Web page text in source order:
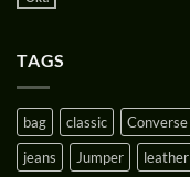
TAGS
bag classic Converse
jeans
Jumper leather